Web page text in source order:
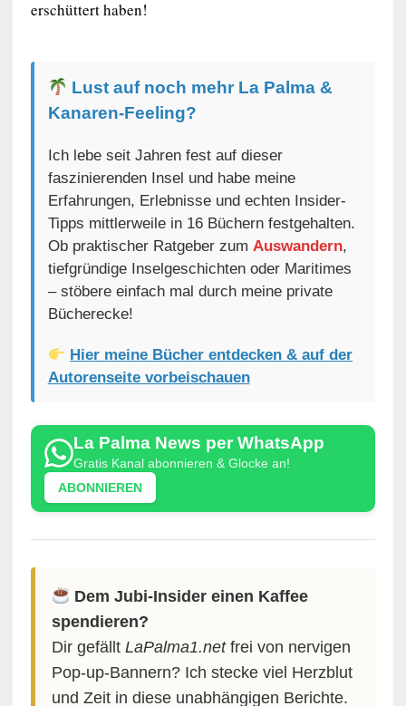
erschüttert haben!
Lust auf noch mehr La Palma &
Kanaren-Feeling?
Ich lebe seit Jahren fest auf dieser
faszinierenden Insel und habe meine
Erfahrungen, Erlebnisse und echten Insider-
Tipps mittlerweile in 16 Büchern festgehalten.
Ob praktischer Ratgeber zum Auswandern,
tiefgründige Inselgeschichten oder Maritimes
– stöbere einfach mal durch meine private
Bücherecke!
Hier meine Bücher entdecken & auf der
Autorenseite vorbeischauen
La Palma News per WhatsApp
Gratis Kanal abonnieren & Glocke an!
ABONNIEREN
Dem Jubi-Insider einen Kaffee
spendieren?
Dir gefällt LaPalma1.netfrei von nervigen
Pop-up-Bannern? Ich stecke viel Herzblut
und Zeit in diese unabhängigen Berichte.